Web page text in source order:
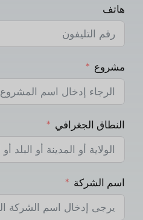
هاتف
مشروع
النطاق الجغرافي
اسم الشركة